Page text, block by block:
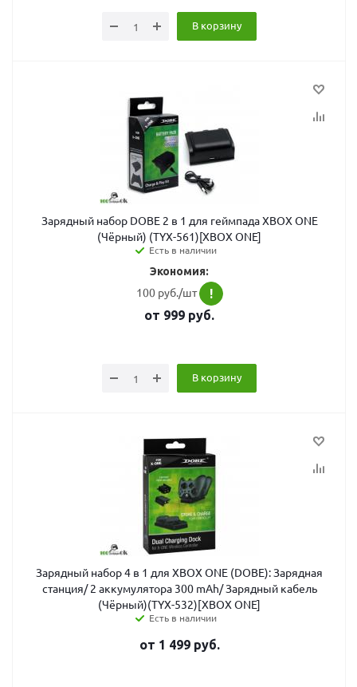
В корзину
Зарядный набор DOBE 2 в 1 для геймпада XBOX ONE
(Чёрный) (TYX-561)[XBOX ONE]
Есть в наличии
Экономия:
100 руб./шт
!
от 999 руб.
В корзину
Зарядный набор 4 в 1 для XBOX ONE (DOBE): Зарядная
станция/ 2 аккумулятора 300 mAh/ Зарядный кабель
(Чёрный)(TYX-532)[XBOX ONE]
Есть в наличии
от 1 499руб.